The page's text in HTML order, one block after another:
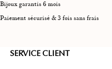
Bijoux garantis 6 mois
Paiement sécurisé & 3 fois sans frais
SERVICE CLIENT